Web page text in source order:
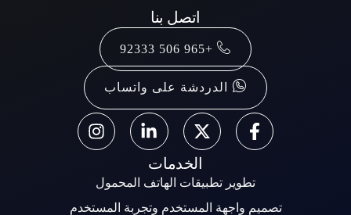
اتصل بنا
+965 506 92333
الدردشة على واتساب
الخدمات
تطوير تطبيقات الهاتف المحمول
تصميم واجهة المستخدم وتجربة المستخدم